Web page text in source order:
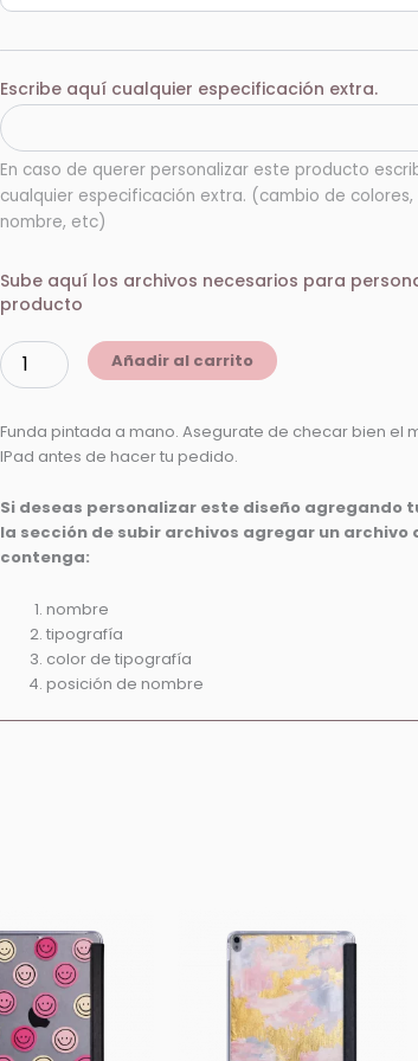
Escribe aquí cualquier especificación extra.
En caso de querer personalizar este producto
cualquier especificación extra. (cambio de
nombre, etc)
Sube aquí los archivos necesarios para
producto
Añadir al carrito
Funda pintada a mano. Asegurate de checar bien el
IPad antes de hacer tu pedido.
Si deseas personalizar este diseño agregando
la sección de subir archivos agregar un archivo
contenga:
nombre
tipografía
color de tipografía
posición de nombre